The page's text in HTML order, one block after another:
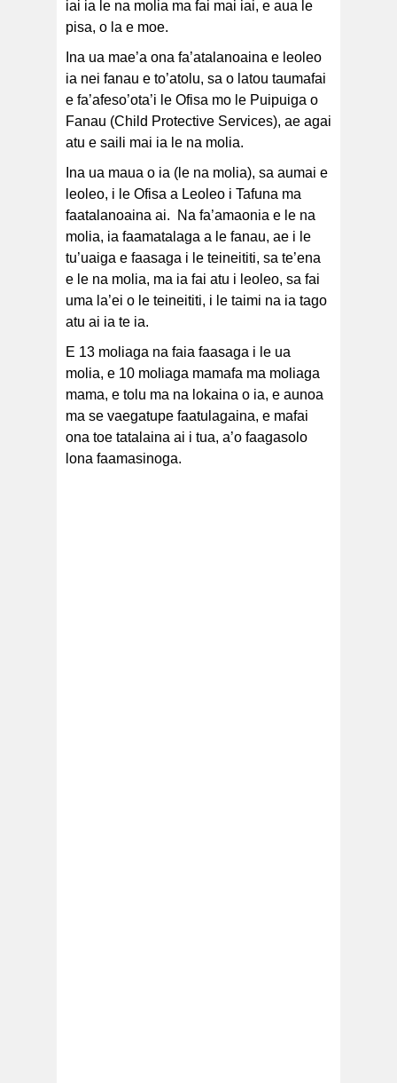
iai ia le na molia ma fai mai iai, e aua le
pisa, o la e moe.
Ina ua mae’a ona fa’atalanoaina e leoleo
ia nei fanau e to’atolu, sa o latou taumafai
e fa’afeso’ota’i le Ofisa mo le Puipuiga o
Fanau (Child Protective Services), ae agai
atu e saili mai ia le na molia.
Ina ua maua o ia (le na molia), sa aumai e
leoleo, i le Ofisa a Leoleo i Tafuna ma
faatalanoaina ai. Na fa’amaonia e le na
molia, ia faamatalaga a le fanau, ae i le
tu’uaiga e faasaga i le teineititi, sa te’ena
e le na molia, ma ia fai atu i leoleo, sa fai
uma la’ei o le teineititi, i le taimi na ia tago
atu ai ia te ia.
E 13 moliaga na faia faasaga i le ua
molia, e 10 moliaga mamafa ma moliaga
mama, e tolu ma na lokaina o ia, e aunoa
ma se vaegatupe faatulagaina, e mafai
ona toe tatalaina ai i tua, a’o faagasolo
lona faamasinoga.